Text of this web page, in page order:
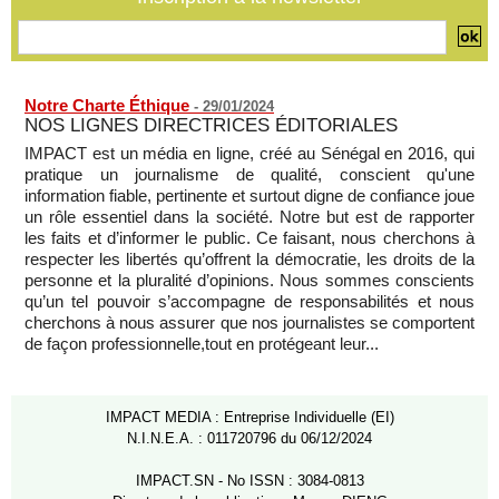
militant Clément Dembélé
Notre Charte Éthique - 29/01/2024
NOS LIGNES DIRECTRICES ÉDITORIALES
IMPACT est un média en ligne, créé au Sénégal en 2016, qui
pratique un journalisme de qualité, conscient qu'une
information fiable, pertinente et surtout digne de confiance joue
un rôle essentiel dans la société. Notre but est de rapporter
les faits et d’informer le public. Ce faisant, nous cherchons à
respecter les libertés qu’offrent la démocratie, les droits de la
personne et la pluralité d’opinions. Nous sommes conscients
qu’un tel pouvoir s’accompagne de responsabilités et nous
cherchons à nous assurer que nos journalistes se comportent
de façon professionnelle,tout en protégeant leur...
IMPACT MEDIA : Entreprise Individuelle (EI)
N.I.N.E.A. : 011720796 du 06/12/2024
IMPACT.SN - No ISSN : 3084-0813